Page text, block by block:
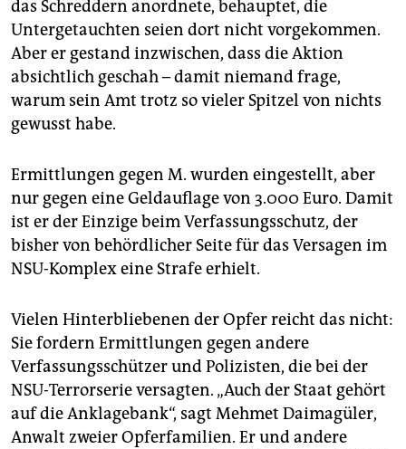
das Schreddern anordnete, behauptet, die
Untergetauchten seien dort nicht vorgekommen.
Aber er gestand inzwischen, dass die Aktion
absichtlich geschah – damit niemand frage,
warum sein Amt trotz so vieler Spitzel von nichts
gewusst habe.
Ermittlungen gegen M. wurden eingestellt, aber
nur gegen eine Geldauflage von 3.000 Euro. Damit
ist er der Einzige beim Verfassungsschutz, der
bisher von behördlicher Seite für das Versagen im
NSU-Komplex eine Strafe erhielt.
Vielen Hinterbliebenen der Opfer reicht das nicht:
Sie fordern Ermittlungen gegen andere
Verfassungsschützer und Polizisten, die bei der
NSU-Terrorserie versagten. „Auch der Staat gehört
auf die Anklagebank“, sagt Mehmet Daimagüler,
Anwalt zweier Opferfamilien. Er und andere